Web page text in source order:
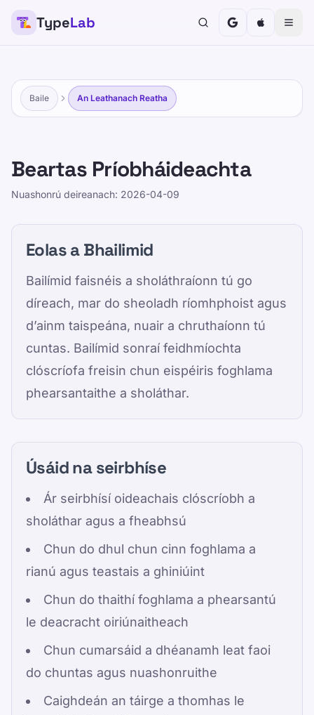
TypeLab
Baile An Leathanach Reatha
Beartas Príobháideachta
Nuashonrú deireanach: 2026-04-09
Eolas a Bhailimid
Bailímid faisnéis a sholáthraíonn tú go
díreach, mar do sheoladh ríomhphoist agus
d’ainm taispeána, nuair a chruthaíonn tú
cuntas. Bailímid sonraí feidhmíochta
clóscríofa freisin chun eispéiris foghlama
phearsantaithe a sholáthar.
Úsáid na seirbhíse
Ár seirbhísí oideachais clóscríobh a
sholáthar agus a fheabhsú
Chun do dhul chun cinn foghlama a
rianú agus teastais a ghiniúint
Chun do thaithí foghlama a phearsantú
le deacracht oiriúnaitheach
Chun cumarsáid a dhéanamh leat faoi
do chuntas agus nuashonruithe
Caighdeán an táirge a thomhas le